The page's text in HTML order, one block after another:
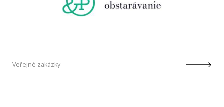
Veřejné zakázky